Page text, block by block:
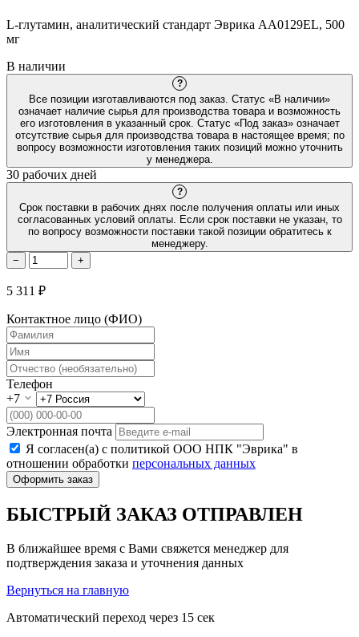
L-глутамин, аналитический стандарт Эврика AA0129EL, 500
мг
В наличии
?
Все позиции изготавливаются под заказ. Статус «В наличии»
означает наличие сырья для производства товара и возможность
его изготовления в указанный срок. Статус «Под заказ» означает
отсутствие сырья для производства товара в настоящее время; по
вопросу возможности изготовления таких позиций можно уточнить
у менеджера.
30 рабочих дней
?
Срок поставки в рабочих днях после получения оплаты или иных
согласованных условий оплаты. Если срок поставки не указан, то
по вопросу возможности поставки такой позиции обратитесь к
менеджеру.
−
+
5 311 ₽
Контактное лицо (ФИО)
Телефон
+7
Электронная почта
Я согласен(а) с политикой ООО НПК "Эврика" в
отношении обработки персональных данных
Оформить заказ
БЫСТРЫЙ ЗАКАЗ ОТПРАВЛЕН
В ближайшее время с Вами свяжется менеджер для
подтверждения заказа и уточнения данных
Вернуться на главную
Автоматический переход через 15 сек